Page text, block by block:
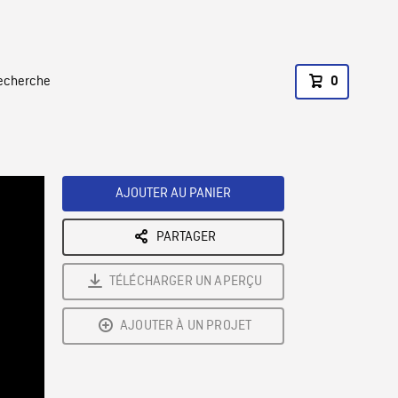
0
AJOUTER AU PANIER
PARTAGER
TÉLÉCHARGER UN APERÇU
AJOUTER À UN PROJET